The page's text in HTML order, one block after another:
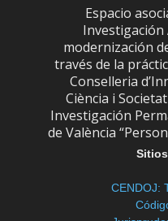
Espacio
Investigación
modernización
través de la
Conselleria
Ciència i
Investigación
de València
CENDOJ: